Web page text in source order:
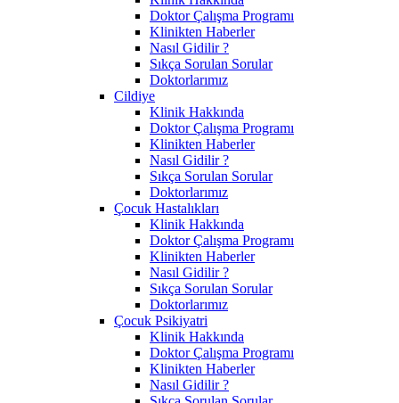
Doktor Çalışma Programı
Klinikten Haberler
Nasıl Gidilir ?
Sıkça Sorulan Sorular
Doktorlarımız
Cildiye
Klinik Hakkında
Doktor Çalışma Programı
Klinikten Haberler
Nasıl Gidilir ?
Sıkça Sorulan Sorular
Doktorlarımız
Çocuk Hastalıkları
Klinik Hakkında
Doktor Çalışma Programı
Klinikten Haberler
Nasıl Gidilir ?
Sıkça Sorulan Sorular
Doktorlarımız
Çocuk Psikiyatri
Klinik Hakkında
Doktor Çalışma Programı
Klinikten Haberler
Nasıl Gidilir ?